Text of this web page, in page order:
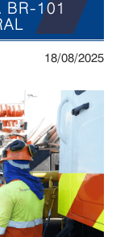
BR-101
18/08/2025